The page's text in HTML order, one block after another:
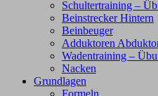
Schultertraining –
Beinstrecker Hintern
Beinbeuger
Adduktoren
Wadentraining –
Nacken
Grundlagen
Formeln